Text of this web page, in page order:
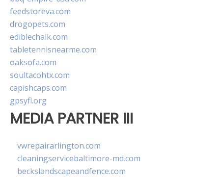
feedstoreva.com
drogopets.com
ediblechalk.com
tabletennisnearme.com
oaksofa.com
soultacohtx.com
capishcaps.com
gpsyfl.org
MEDIA PARTNER III
vwrepairarlington.com
cleaningservicebaltimore-md.com
beckslandscapeandfence.com